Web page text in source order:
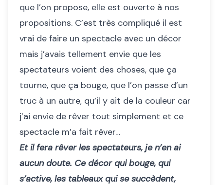
que l’on propose, elle est ouverte à nos
propositions. C’est très compliqué il est
vrai de faire un spectacle avec un décor
mais j’avais tellement envie que les
spectateurs voient des choses, que ça
tourne, que ça bouge, que l’on passe d’un
truc à un autre, qu’il y ait de la couleur car
j’ai envie de rêver tout simplement et ce
spectacle m’a fait rêver…
Et il fera rêver les spectateurs, je n’en ai
aucun doute. Ce décor qui bouge, qui
s’active, les tableaux qui se succèdent,